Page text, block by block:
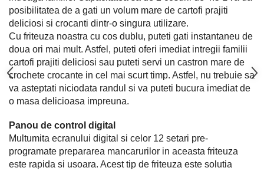
Preparare ceai si cafea
Aparate de spumat lapte
Espressoare
Preparare desert
accesori inghetata
Aparate de facut inghetata
Masini de facut paine
Prajitoare de paine
Storcatoare
posibilitatea de a gati un volum mare de cartofi prajiti
deliciosi si crocanti dintr-o singura utilizare.
Cu friteuza noastra cu cos dublu, puteti gati instantaneu de
doua ori mai mult. Astfel, puteti oferi imediat intregii familii
cartofi prajiti deliciosi sau puteti servi un castron mare de
crochete crocante in cel mai scurt timp. Astfel, nu trebuie sa
va asteptati niciodata randul si va puteti bucura imediat de
o masa delicioasa impreuna.
Panou de control digital
Multumita ecranului digital si celor 12 setari pre-
programate prepararea mancarurilor in aceasta friteuza
este rapida si usoara. Acest tip de friteuza este solutia